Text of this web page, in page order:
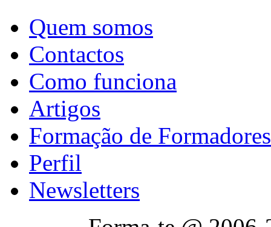
Quem somos
Contactos
Como funciona
Artigos
Formação de Formadores
Perfil
Newsletters